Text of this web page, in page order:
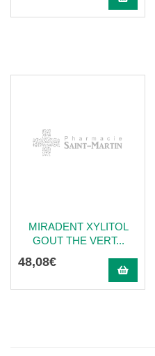
MIRADENT XYLITOL
GOUT THE VERT...
48,08€